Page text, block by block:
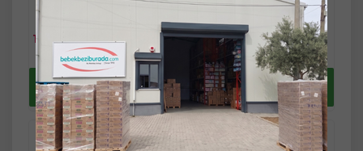
1.554,48 TL
Sepete
Ekle
Yaz Fırsatlarını
kaçırma !
indirimli
2.204,90 TL
2.031,82 TL
Sepete
Ekle
Yaz Fırsatlarını
kaçırma !